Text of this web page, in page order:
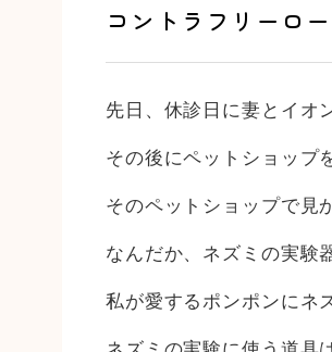
コントラフリーロ
先日、休診日に妻とイオ
その後にペットショップ
そのペットショップで見
なんだか、ネズミの実験
私が愛するポンポンにネ